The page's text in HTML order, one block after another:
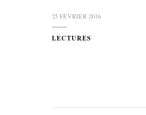
25 FÉVRIER 2016
LECTURES